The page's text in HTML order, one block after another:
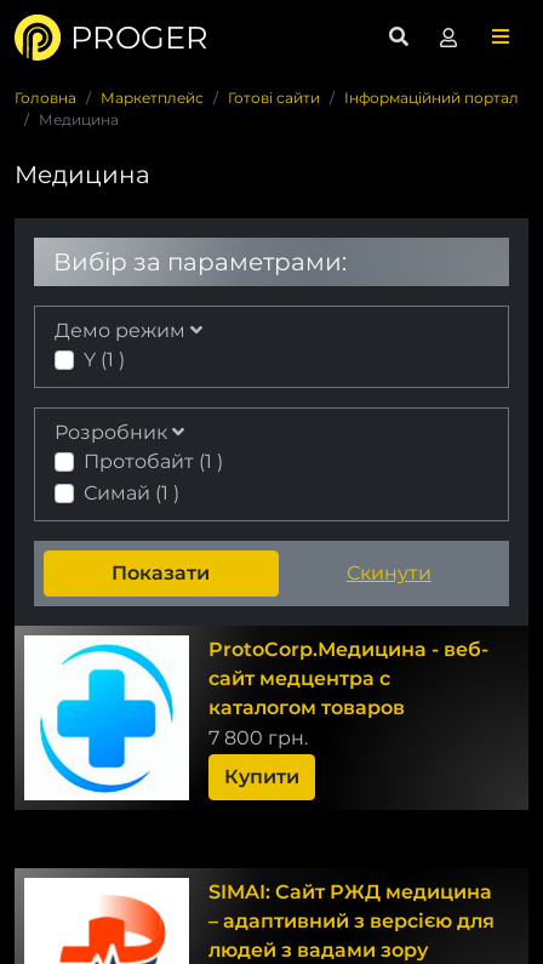
PROGER
Головна Маркетплейс Готові сайти
Інформаційний портал
Медицина
Медицина
Вибір за параметрами:
Демо режим
Y (1 )
Розробник
Протобайт (1 )
Симай (1 )
ProtoCorp.Медицина - веб-
сайт медцентра с
каталогом товаров
7 800 грн.
Купити
SIMAI: Сайт РЖД медицина
– адаптивний з версією для
людей з вадами зору